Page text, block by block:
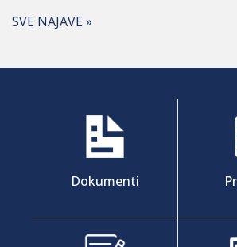
SVE NAJAVE »
Dokumenti